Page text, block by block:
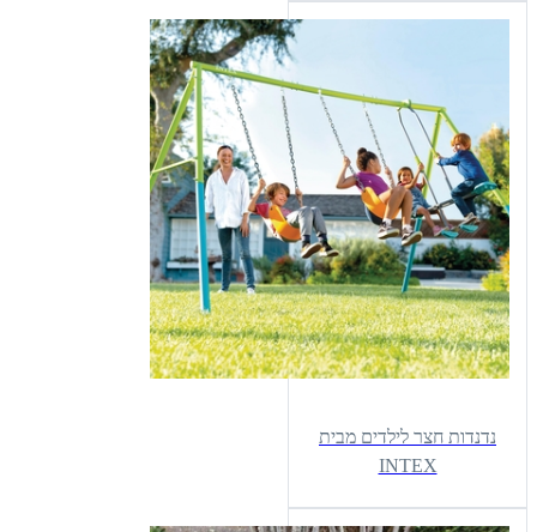
נדנדות חצר לילדים מבית
INTEX